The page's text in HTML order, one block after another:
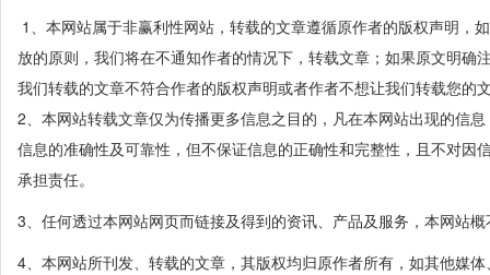
1、本网站属于非赢利性网站，转载的文章遵循原作者的版权声明，
放的原则，我们将在不通知作者的情况下，转载文章；如果原文明确
我们转载的文章不符合作者的版权声明或者作者不想让我们转载您的
2、本网站转载文章仅为传播更多信息之目的，凡在本网站出现的信
信息的准确性及可靠性，但不保证信息的正确性和完整性，且不对因
承担责任。
3、任何透过本网站网页而链接及得到的资讯、产品及服务，本网站
4、本网站所刊发、转载的文章，其版权均归原作者所有，如其他媒